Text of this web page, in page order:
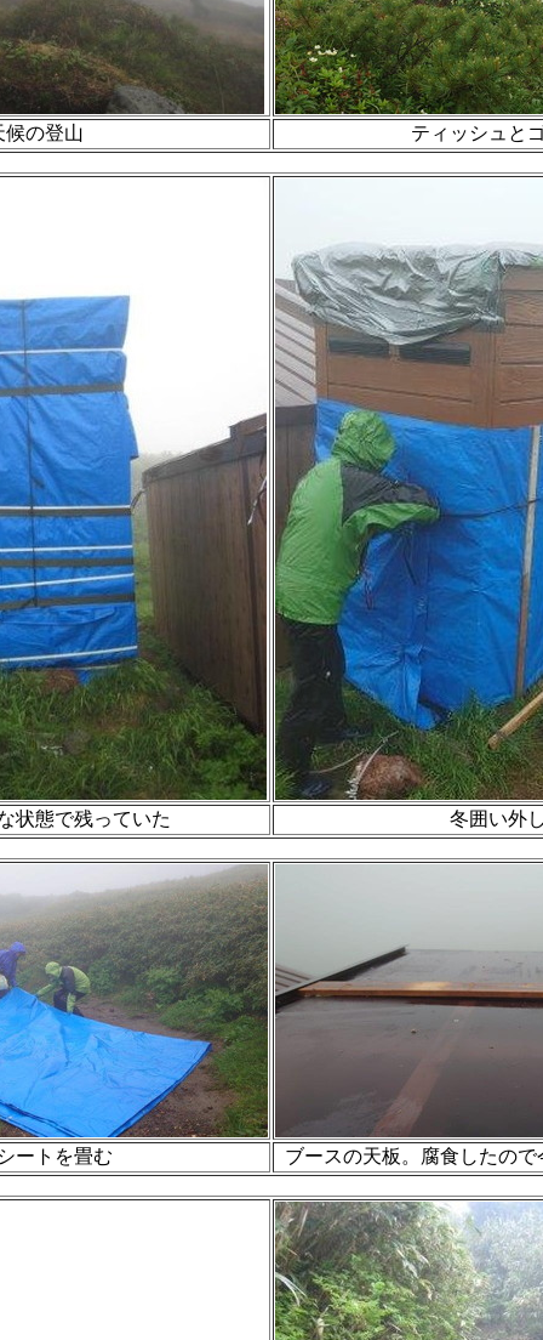
候の登山 ティッシュと
状態で残っていた 冬囲い外
ートを畳む ブースの天板。腐食したの